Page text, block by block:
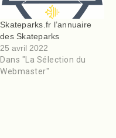
Skateparks.fr l’annuaire
des Skateparks
25 avril 2022
Dans "La Sélection du
Webmaster"